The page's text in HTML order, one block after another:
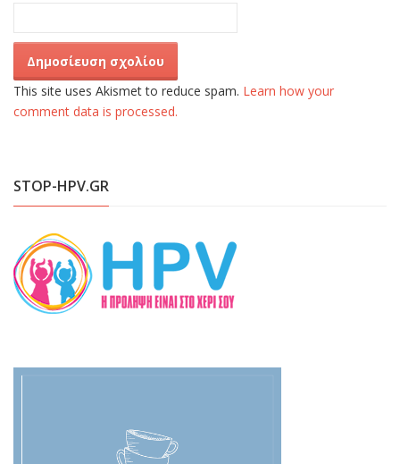
This site uses Akismet to reduce spam. Learn how your
comment data is processed.
STOP-HPV.GR